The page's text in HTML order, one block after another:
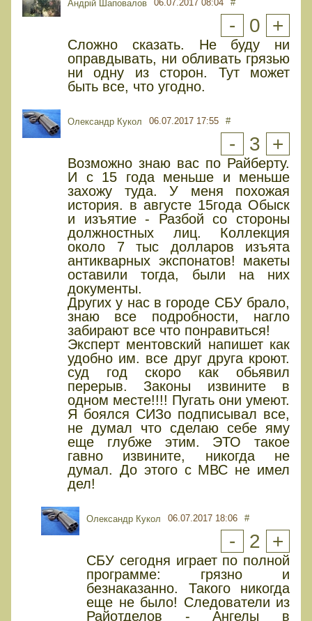
Андрій Шаповалов 06.07.2017 08:04 #
- 0 +
Сложно сказать. Не буду ни
оправдывать, ни обливать грязью
ни одну из сторон. Тут может
быть все, что угодно.
Олександр Кукол 06.07.2017 17:55 #
- 3 +
Возможно знаю вас по Райберту.
И с 15 года меньше и меньше
захожу туда. У меня похожая
история. в августе 15года Обыск
и изъятие - Разбой со стороны
должностных лиц. Коллекция
около 7 тыс долларов изъята
антикварных экспонатов! макеты
оставили тогда, были на них
документы.
Других у нас в городе СБУ брало,
знаю все подробности, нагло
забирают все что понравиться!
Эксперт ментовский напишет как
удобно им. все друг друга кроют.
суд год скоро как обьявил
перерыв. Законы извините в
одном месте!!!! Пугать они умеют.
Я боялся СИЗо подписывал все,
не думал что сделаю себе яму
еще глубже этим. ЭТО такое
гавно извините, никогда не
думал. До этого с МВС не имел
дел!
Олександр Кукол 06.07.2017 18:06 #
- 2 +
СБУ сегодня играет по полной
программе: грязно и
безнаказанно. Такого никогда
еще не было! Следователи из
Райотделов - Ангелы в